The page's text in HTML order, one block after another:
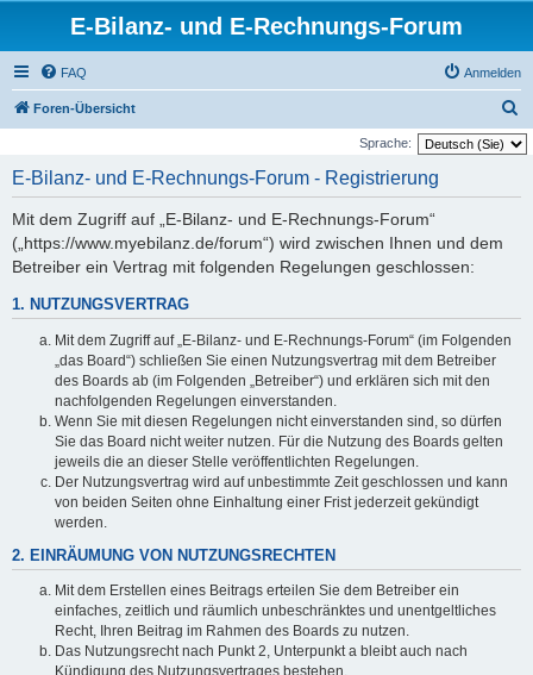
E-Bilanz- und E-Rechnungs-Forum
FAQ Anmelden
Foren-Übersicht
u
Sprache:
E-Bilanz- und E-Rechnungs-Forum - Registrierung
Mit dem Zugriff auf „E-Bilanz- und E-Rechnungs-Forum“
(„https://www.myebilanz.de/forum“) wird zwischen Ihnen und dem
Betreiber ein Vertrag mit folgenden Regelungen geschlossen:
1. NUTZUNGSVERTRAG
Mit dem Zugriff auf „E-Bilanz- und E-Rechnungs-Forum“ (im Folgenden
„das Board“) schließen Sie einen Nutzungsvertrag mit dem Betreiber
des Boards ab (im Folgenden „Betreiber“) und erklären sich mit den
nachfolgenden Regelungen einverstanden.
Wenn Sie mit diesen Regelungen nicht einverstanden sind, so dürfen
Sie das Board nicht weiter nutzen. Für die Nutzung des Boards gelten
jeweils die an dieser Stelle veröffentlichten Regelungen.
Der Nutzungsvertrag wird auf unbestimmte Zeit geschlossen und kann
von beiden Seiten ohne Einhaltung einer Frist jederzeit gekündigt
werden.
2. EINRÄUMUNG VON NUTZUNGSRECHTEN
Mit dem Erstellen eines Beitrags erteilen Sie dem Betreiber ein
einfaches, zeitlich und räumlich unbeschränktes und unentgeltliches
Recht, Ihren Beitrag im Rahmen des Boards zu nutzen.
Das Nutzungsrecht nach Punkt 2, Unterpunkt a bleibt auch nach